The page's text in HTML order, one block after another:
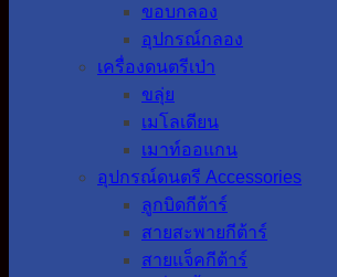
ขอบกลอง
อุปกรณ์กลอง
เครื่องดนตรีเป่า
ขลุ่ย
เมโลเดียน
เมาท์ออแกน
อุปกรณ์ดนตรี Accessories
ลูกบิดกีต้าร์
สายสะพายกีต้าร์
สายแจ็คกีต้าร์